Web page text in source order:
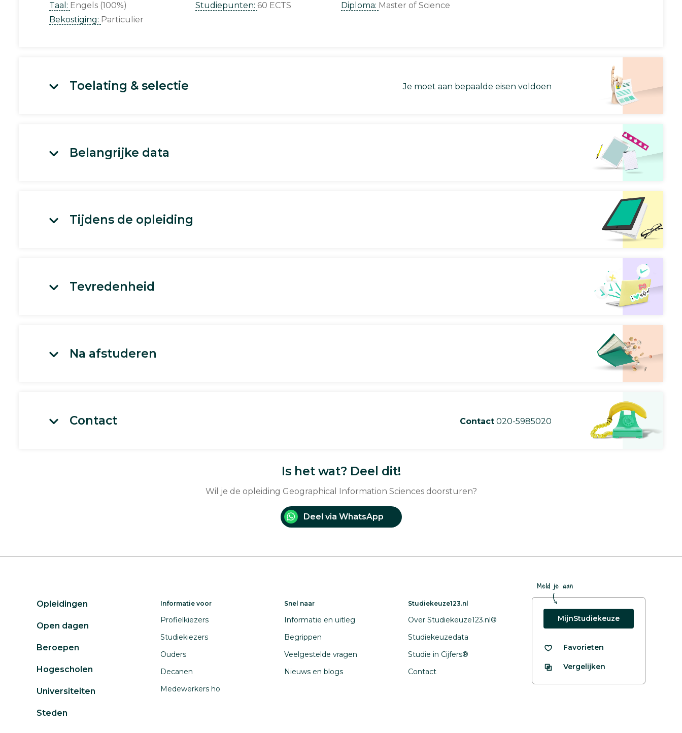
Taal: Engels (100%)
Bekostiging: Particulier
Studiepunten: 60 ECTS Diploma: Master of Science
Toelating & selectie Je moet aan bepaalde eisen voldoen
Belangrijke data
Tijdens de opleiding
Tevredenheid
Na afstuderen
Contact Contact 020-5985020
Is het wat? Deel dit!
Wil je de opleiding Geographical Information Sciences doorsturen?
Deel via WhatsApp
Opleidingen
Open dagen
Beroepen
Hogescholen
Universiteiten
Steden
Informatie voor
Profielkiezers
Studiekiezers
Ouders
Decanen
Medewerkers ho
Snel naar
Informatie en uitleg
Begrippen
Veelgestelde vragen
Nieuws en blogs
Studiekeuze123.nl
Over Studiekeuze123.nl®
Studiekeuzedata
Studie in Cijfers®
Contact
Meld je aan
MijnStudiekeuze
Favorieten
Vergelijken